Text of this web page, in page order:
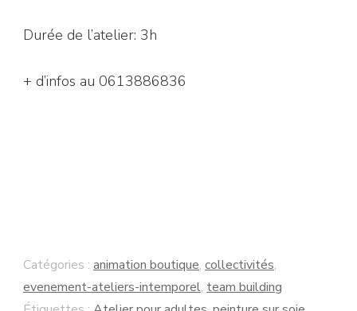
Durée de l’atelier: 3h
+ d’infos au 0613886836
Catégories : animation boutique, collectivités,
evenement-ateliers-intemporel, team building